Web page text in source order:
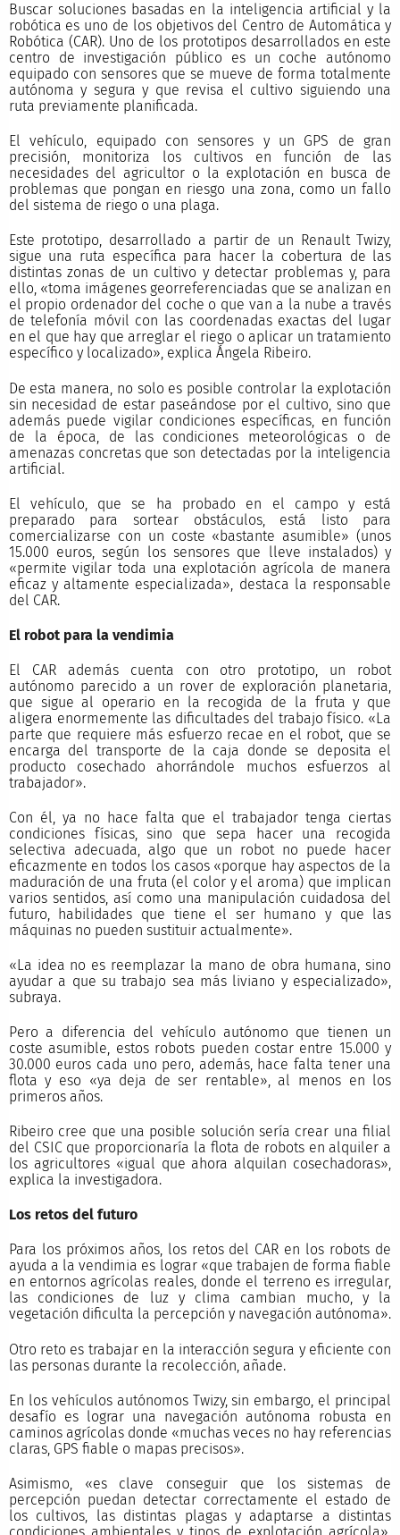
Buscar soluciones basadas en la inteligencia artificial y la
robótica es uno de los objetivos del Centro de Automática y
Robótica (CAR). Uno de los prototipos desarrollados en este
centro de investigación público es un coche autónomo
equipado con sensores que se mueve de forma totalmente
autónoma y segura y que revisa el cultivo siguiendo una
ruta previamente planificada.
El vehículo, equipado con sensores y un GPS de gran
precisión, monitoriza los cultivos en función de las
necesidades del agricultor o la explotación en busca de
problemas que pongan en riesgo una zona, como un fallo
del sistema de riego o una plaga.
Este prototipo, desarrollado a partir de un Renault Twizy,
sigue una ruta específica para hacer la cobertura de las
distintas zonas de un cultivo y detectar problemas y, para
ello, «toma imágenes georreferenciadas que se analizan en
el propio ordenador del coche o que van a la nube a través
de telefonía móvil con las coordenadas exactas del lugar
en el que hay que arreglar el riego o aplicar un tratamiento
específico y localizado», explica Ángela Ribeiro.
De esta manera, no solo es posible controlar la explotación
sin necesidad de estar paseándose por el cultivo, sino que
además puede vigilar condiciones específicas, en función
de la época, de las condiciones meteorológicas o de
amenazas concretas que son detectadas por la inteligencia
artificial.
El vehículo, que se ha probado en el campo y está
preparado para sortear obstáculos, está listo para
comercializarse con un coste «bastante asumible» (unos
15.000 euros, según los sensores que lleve instalados) y
«permite vigilar toda una explotación agrícola de manera
eficaz y altamente especializada», destaca la responsable
del CAR.
El robot para la vendimia
El CAR además cuenta con otro prototipo, un robot
autónomo parecido a un rover de exploración planetaria,
que sigue al operario en la recogida de la fruta y que
aligera enormemente las dificultades del trabajo físico. «La
parte que requiere más esfuerzo recae en el robot, que se
encarga del transporte de la caja donde se deposita el
producto cosechado ahorrándole muchos esfuerzos al
trabajador».
Con él, ya no hace falta que el trabajador tenga ciertas
condiciones físicas, sino que sepa hacer una recogida
selectiva adecuada, algo que un robot no puede hacer
eficazmente en todos los casos «porque hay aspectos de la
maduración de una fruta (el color y el aroma) que implican
varios sentidos, así como una manipulación cuidadosa del
futuro, habilidades que tiene el ser humano y que las
máquinas no pueden sustituir actualmente».
«La idea no es reemplazar la mano de obra humana, sino
ayudar a que su trabajo sea más liviano y especializado»,
subraya.
Pero a diferencia del vehículo autónomo que tienen un
coste asumible, estos robots pueden costar entre 15.000 y
30.000 euros cada uno pero, además, hace falta tener una
flota y eso «ya deja de ser rentable», al menos en los
primeros años.
Ribeiro cree que una posible solución sería crear una filial
del CSIC que proporcionaría la flota de robots en alquiler a
los agricultores «igual que ahora alquilan cosechadoras»,
explica la investigadora.
Los retos del futuro
Para los próximos años, los retos del CAR en los robots de
ayuda a la vendimia es lograr «que trabajen de forma fiable
en entornos agrícolas reales, donde el terreno es irregular,
las condiciones de luz y clima cambian mucho, y la
vegetación dificulta la percepción y navegación autónoma».
Otro reto es trabajar en la interacción segura y eficiente con
las personas durante la recolección, añade.
En los vehículos autónomos Twizy, sin embargo, el principal
desafío es lograr una navegación autónoma robusta en
caminos agrícolas donde «muchas veces no hay referencias
claras, GPS fiable o mapas precisos».
Asimismo, «es clave conseguir que los sistemas de
percepción puedan detectar correctamente el estado de
los cultivos, las distintas plagas y adaptarse a distintas
condiciones ambientales y tipos de explotación agrícola»,